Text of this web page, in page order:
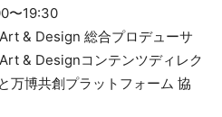
〜19:30
& Design 総合プロデューサ
& Designコンテンツディレク
万博共創プラットフォーム 協